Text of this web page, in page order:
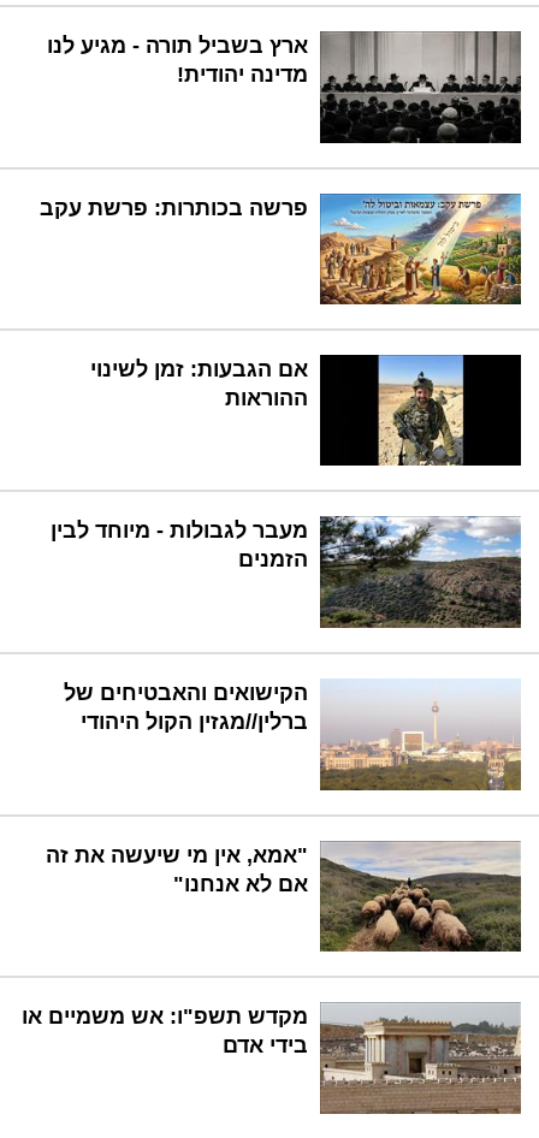
ארץ בשביל תורה - מגיע לנו
מדינה יהודית!
פרשה בכותרות: פרשת עקב
אם הגבעות: זמן לשינוי
ההוראות
מעבר לגבולות - מיוחד לבין
הזמנים
הקישואים והאבטיחים של
ברלין//מגזין הקול היהודי
"אמא, אין מי שיעשה את זה
אם לא אנחנו"
מקדש תשפ"ו: אש משמיים או
בידי אדם